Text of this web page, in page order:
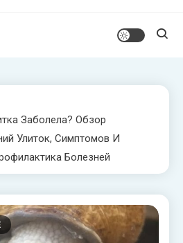
Заболела? Обзор
Улиток, Симптомов И
Болезней